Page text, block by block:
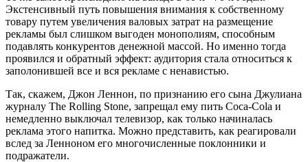
Экстенсивный путь повышения внимания к собственному
товару путем увеличения валовых затрат на размещение
рекламы был слишком выгоден монополиям, способным
подавлять конкурентов денежной массой. Но именно тогда
проявился и обратный эффект: аудитория стала относиться к
заполонившей все и вся рекламе с ненавистью.
Так, скажем, Джон Леннон, по признанию его сына Джулиана
журналу The Rolling Stone, запрещал ему пить Coca-Cola и
немедленно выключал телевизор, как только начиналась
реклама этого напитка. Можно представить, как реагировали
вслед за Ленноном его многочисленные поклонники и
подражатели.